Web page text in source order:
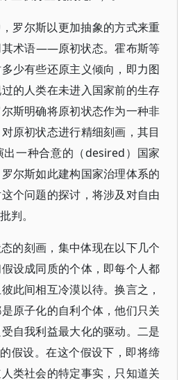
罗尔斯以更加抽象的方式来重
其术语——原初状态。霍布斯等
少有些还原主义倾向，即力图
的人类在未进入国家前的生存
斯明确将原初状态作为一种非
原初状态进行精细刻画，其目
出一种合意的（desired）国家
尔斯如此建构国家治理体系的
个问题的探讨，将涉及对自由
判。
的刻画，集中体现在以下几个
设成同质的个体，即每个人都
此间相互冷漠以待。换言之，
原子化的自利个体，他们只关
自我利益最大化的驱动。二是
假设。在这个假设下，即将缔
类社会的特定事实，只知道关